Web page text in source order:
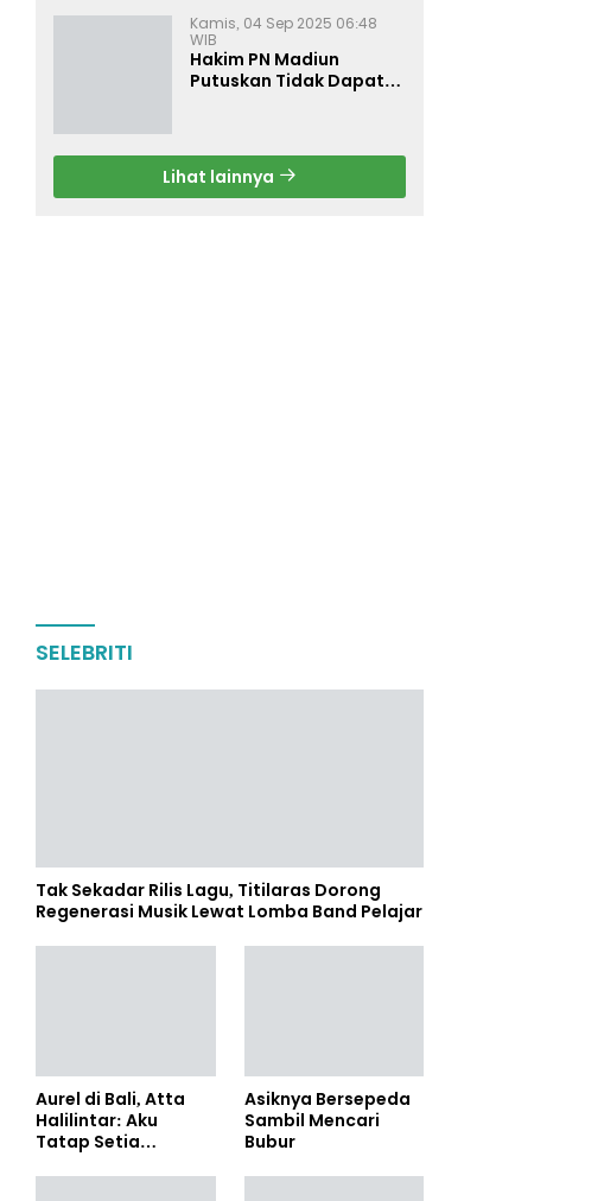
Kamis, 04 Sep 2025 06:48
WIB
Hakim PN Madiun
Putuskan Tidak Dapat
Lihat lainnya
SELEBRITI
Tak Sekadar Rilis Lagu, Titilaras Dorong
Regenerasi Musik Lewat Lomba Band Pelajar
Aurel di Bali, Atta
Halilintar: Aku
Tatap Setia
Asiknya Bersepeda
Sambil Mencari
Bubur